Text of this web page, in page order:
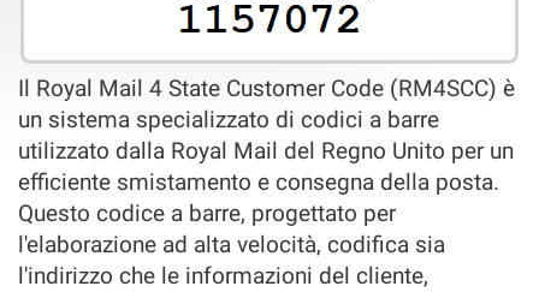
Il Royal Mail 4 State Customer Code (RM4SCC) è
un sistema specializzato di codici a barre
utilizzato dalla Royal Mail del Regno Unito per un
efficiente smistamento e consegna della posta.
Questo codice a barre, progettato per
l'elaborazione ad alta velocità, codifica sia
l'indirizzo che le informazioni del cliente,